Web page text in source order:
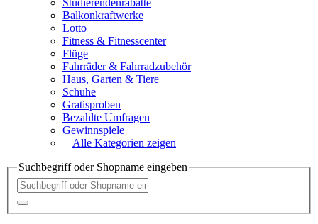
Studierendenrabatte
Balkonkraftwerke
Lotto
Fitness & Fitnesscenter
Flüge
Fahrräder & Fahrradzubehör
Haus, Garten & Tiere
Schuhe
Gratisproben
Bezahlte Umfragen
Gewinnspiele
Alle Kategorien zeigen
Suchbegriff oder Shopname eingeben